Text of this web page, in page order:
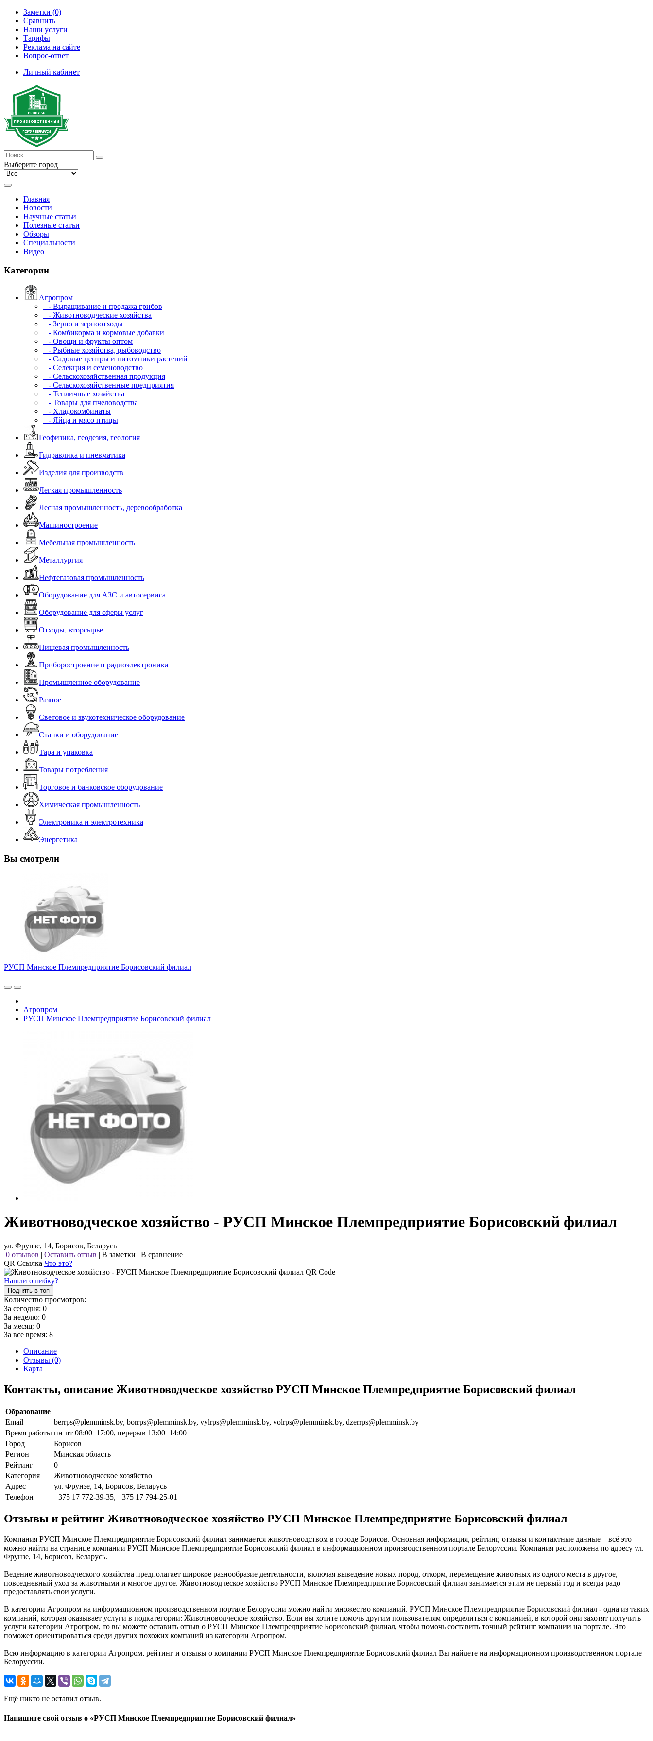
Заметки (0)
Сравнить
Наши услуги
Тарифы
Реклама на сайте
Вопрос-ответ
Личный кабинет
Выберите город
Главная
Новости
Научные статьи
Полезные статьи
Обзоры
Специальности
Видео
Категории
Агропром
- Выращивание и продажа грибов
- Животноводческие хозяйства
- Зерно и зерноотходы
- Комбикорма и кормовые добавки
- Овощи и фрукты оптом
- Рыбные хозяйства, рыбоводство
- Садовые центры и питомники растений
- Селекция и семеноводство
- Сельскохозяйственная продукция
- Сельскохозяйственные предприятия
- Тепличные хозяйства
- Товары для пчеловодства
- Хладокомбинаты
- Яйца и мясо птицы
Геофизика, геодезия, геология
Гидравлика и пневматика
Изделия для производств
Легкая промышленность
Лесная промышленность, деревообработка
Машиностроение
Мебельная промышленность
Металлургия
Нефтегазовая промышленность
Оборудование для АЗС и автосервиса
Оборудование для сферы услуг
Отходы, вторсырье
Пищевая промышленность
Приборостроение и радиоэлектроника
Промышленное оборудование
Разное
Световое и звукотехническое оборудование
Станки и оборудование
Тара и упаковка
Товары потребления
Торговое и банковское оборудование
Химическая промышленность
Электроника и электротехника
Энергетика
Вы смотрели
РУСП Минское Племпредприятие Борисовский филиал
Агропром
РУСП Минское Племпредприятие Борисовский филиал
Животноводческое хозяйство - РУСП Минское Племпредприятие Борисовский филиал
ул. Фрунзе, 14, Борисов, Беларусь
0 отзывов | Оставить отзыв | В заметки | В сравнение
QR Ссылка Что это?
Нашли ошибку?
Поднять в топ
Количество просмотров:
За сегодня: 0
За неделю: 0
За месяц: 0
За все время: 8
Описание
Отзывы (0)
Карта
Контакты, описание Животноводческое хозяйство РУСП Минское Племпредприятие Борисовский филиал
Образование
Email
berrps@plemminsk.by, borrps@plemminsk.by, vylrps@plemminsk.by, volrps@plemminsk.by, dzerrps@plemminsk.by
Время работы пн-пт 08:00–17:00, перерыв 13:00–14:00
Город
Борисов
Регион
Минская область
Рейтинг
0
Категория
Животноводческое хозяйство
Адрес
ул. Фрунзе, 14, Борисов, Беларусь
Телефон
+375 17 772-39-35, +375 17 794-25-01
Отзывы и рейтинг Животноводческое хозяйство РУСП Минское Племпредприятие Борисовский филиал
Компания РУСП Минское Племпредприятие Борисовский филиал занимается животноводством в городе Борисов. Основная информация, рейтинг, отзывы и контактные данные – всё это
можно найти на странице компании РУСП Минское Племпредприятие Борисовский филиал в информационном производственном портале Белоруссии. Компания расположена по адресу ул.
Фрунзе, 14, Борисов, Беларусь.
Ведение животноводческого хозяйства предполагает широкое разнообразие деятельности, включая выведение новых пород, откорм, перемещение животных из одного места в другое,
повседневный уход за животными и многое другое. Животноводческое хозяйство РУСП Минское Племпредприятие Борисовский филиал занимается этим не первый год и всегда радо
предоставлять свои услуги.
В категории Агропром на информационном производственном портале Белоруссии можно найти множество компаний. РУСП Минское Племпредприятие Борисовский филиал - одна из таких
компаний, которая оказывает услуги в подкатегории: Животноводческое хозяйство. Если вы хотите помочь другим пользователям определиться с компанией, в которой они захотят получить
услуги категории Агропром, то вы можете оставить отзыв о РУСП Минское Племпредприятие Борисовский филиал, чтобы помочь составить точный рейтинг компании на портале. Это
поможет ориентироваться среди других похожих компаний из категории Агропром.
Всю информацию в категории Агропром, рейтинг и отзывы о компании РУСП Минское Племпредприятие Борисовский филиал Вы найдете на информационном производственном портале
Белоруссии.
Ещё никто не оставил отзыв.
Напишите свой отзыв о «РУСП Минское Племпредприятие Борисовский филиал»